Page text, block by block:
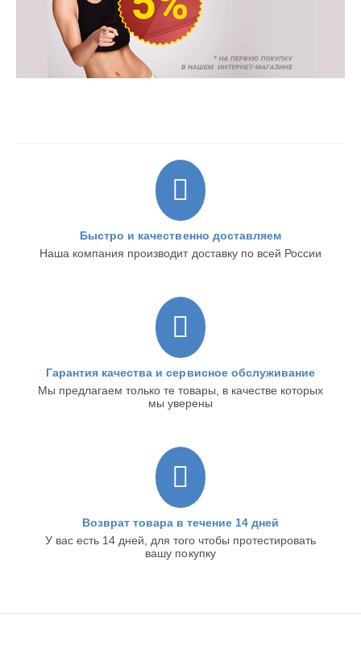
Быстро и качественно доставляем
Наша компания производит доставку по всей России
Гарантия качества и сервисное обслуживание
Мы предлагаем только те товары, в качестве которых
мы уверены
Возврат товара в течение 14 дней
У вас есть 14 дней, для того чтобы протестировать
вашу покупку